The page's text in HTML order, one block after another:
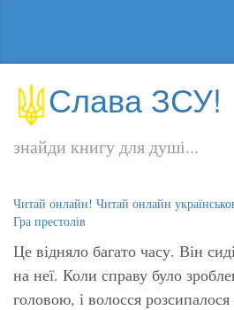
Слава ЗСУ!
знайди книгу для душі...
Читай онлайн! Читай онлайн
Гра престолів
Це відняло багато часу. Він
на неї. Коли справу було
головою, і волосся